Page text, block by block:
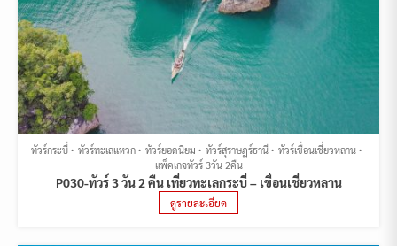
ทัวร์กระบี่ ทัวร์ทะเลแหวก ทัวร์ยอดนิยม ทัวร์สุราษฎร์ธานี
ทัวร์เขื่อนเชี่ยวหลาน
แพ็คเกจทัวร์ 3วัน 2คืน
P030-ทัวร์ 3 วัน 2 คืน เที่ยวทะเลกระบี่ – เขื่อนเชี่ยวหลาน
ดูรายละเอียด